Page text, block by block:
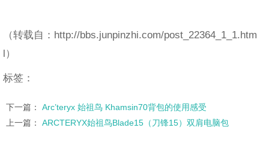
（转载自：http://bbs.junpinzhi.com/post_22364_1_1.htm
l）
标签：
下一篇： Arc’teryx 始祖鸟 Khamsin70背包的使用感受
上一篇： ARCTERYX始祖鸟Blade15（刀锋15）双肩电脑包